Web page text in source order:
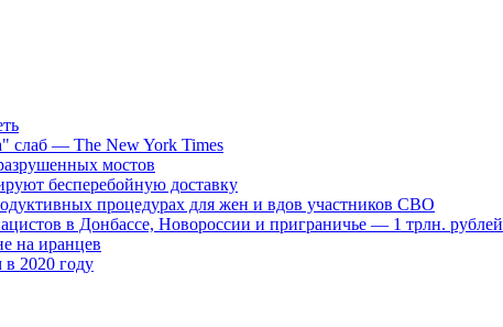
слаб — The New York Times
мостов
бесперебойную доставку
процедурах для жен и вдов участников СВО
в Донбассе, Новороссии и приграничье — 1 трлн. рублей
на иранцев
в 2020 году